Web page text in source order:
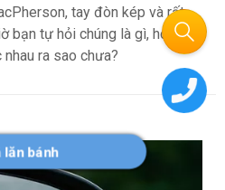
tay đòn kép và rất
bạn tự hỏi chúng là gì, hoạt
ra sao chưa?
lăn bánh